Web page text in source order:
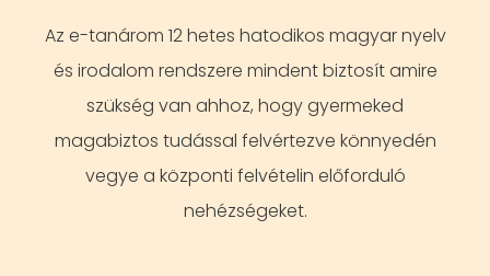
Az e-tanárom 12 hetes hatodikos magyar nyelv
és irodalom rendszere mindent biztosít amire
szükség van ahhoz, hogy gyermeked
magabiztos tudással felvértezve könnyedén
vegye a központi felvételin előforduló
nehézségeket.